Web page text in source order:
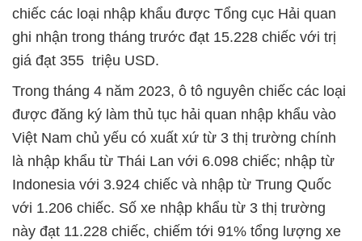
chiếc các loại nhập khẩu được Tổng cục Hải quan
ghi nhận trong tháng trước đạt 15.228 chiếc với trị
giá đạt 355 triệu USD.
Trong tháng 4 năm 2023, ô tô nguyên chiếc các loại
được đăng ký làm thủ tục hải quan nhập khẩu vào
Việt Nam chủ yếu có xuất xứ từ 3 thị trường chính
là nhập khẩu từ Thái Lan với 6.098 chiếc; nhập từ
Indonesia với 3.924 chiếc và nhập từ Trung Quốc
với 1.206 chiếc. Số xe nhập khẩu từ 3 thị trường
này đạt 11.228 chiếc, chiếm tới 91% tổng lượng xe